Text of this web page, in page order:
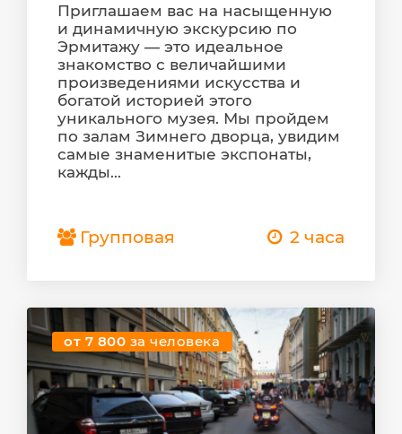
Приглашаем вас на насыщенную
и динамичную экскурсию по
Эрмитажу — это идеальное
знакомство с величайшими
произведениями искусства и
богатой историей этого
уникального музея. Мы пройдем
по залам Зимнего дворца, увидим
самые знаменитые экспонаты,
кажды...
Групповая 2 часа
от 7 800 за человека